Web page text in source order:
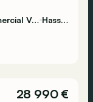
A&M Hasselt - Volkswagen & Commercial Vehicles Hasselt
28 990 €